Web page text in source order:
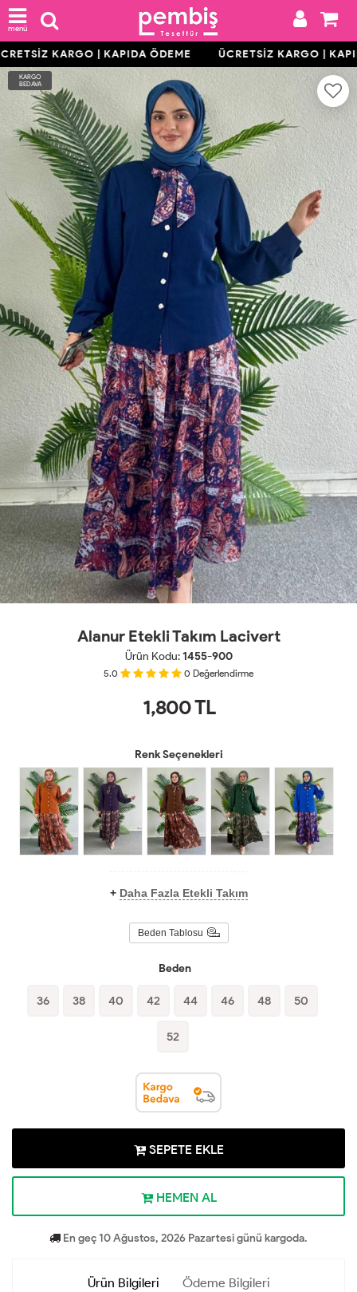
menü
KARGO | KAPIDA ÖDEME ÜCRETSİZ KARGO |
KARGO
BEDAVA
Alanur Etekli Takım Lacivert
Ürün Kodu:1455-900
5.0 0 Değerlendirme
1,800TL
Renk Seçenekleri
+ Daha Fazla Etekli Takım
Beden Tablosu
Beden
36 38 40 42 44 46 48 50
52
SEPETE EKLE
HEMEN AL
En geç 10 Ağustos, 2026 Pazartesi günü kargoda.
Ürün Bilgileri Ödeme Bilgileri